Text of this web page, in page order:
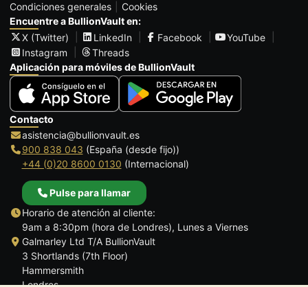
Condiciones generales
Cookies
Encuentre a BullionVault en:
X (Twitter)
LinkedIn Facebook
YouTube
Instagram
Threads
Aplicación para móviles de BullionVault
Contacto
asistencia@bullionvault.es
900 838 043 (España (desde fijo))
+44 (0)20 8600 0130 (Internacional)
Pulse para llamar
Horario de atención al cliente:
9am a 8:30pm (hora de Londres), Lunes a Viernes
Galmarley Ltd T/A BullionVault
3 Shortlands (7th Floor)
Hammersmith
Londres